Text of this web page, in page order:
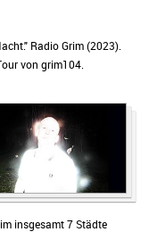
Radio Grim (2023).
von grim104.
insgesamt 7 Städte